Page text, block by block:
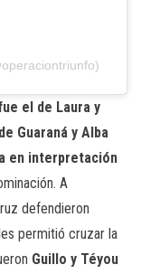
el de Laura y
Guaraná y Alba
en interpretación
A
defendieron
permitió cruzar la
Guillo y Téyou